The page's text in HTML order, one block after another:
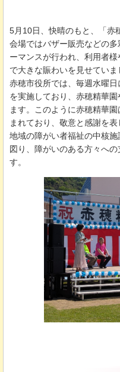
5月10日、快晴のもと、「赤
会場ではバザー販売などの
ーマンスが行われ、利用者
で大きな賑わいを見せていま
赤穂市役所では、毎週水曜
を実施しており、赤穂精華
ます。このように赤穂精華
まれており、敬意と感謝を表
地域の障がい者福祉の中核
図り、障がいのある方々へ
す。